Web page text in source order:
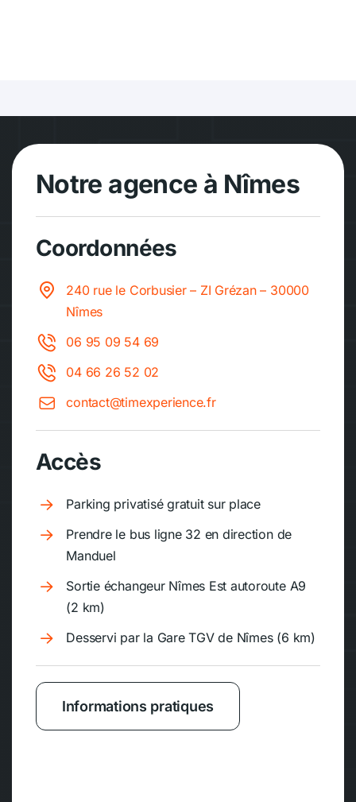
Notre agence à Nîmes
Coordonnées
240 rue le Corbusier – ZI Grézan – 30000
Nîmes
06 95 09 54 69
04 66 26 52 02
contact@timexperience.fr
Accès
Parking privatisé gratuit sur place
Prendre le bus ligne 32 en direction de
Manduel
Sortie échangeur Nîmes Est autoroute A9
(2 km)
Desservi par la Gare TGV de Nîmes (6 km)
Informations pratiques